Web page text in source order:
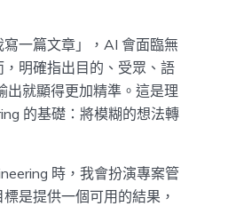
一篇文章」，AI 會面臨無
明確指出目的、受眾、語
出就顯得更加精準。這是理
的基礎：將模糊的想法轉
時，我會扮演專案管
是提供一個可用的結果，